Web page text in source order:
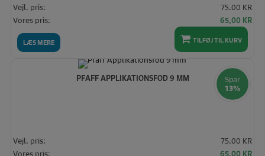
LÆS MERE
Vejl. pris:
75.00 KR
Vores pris:
Den
oprindelige
pris
var:
65,00 KRDen
TILFØJ TIL KURV
Spar
13%
PFAFF APPLIKATIONSFOD 9 MM
Vejl. pris:
75.00 KR
Vores pris:
Den
65,00 KRDen